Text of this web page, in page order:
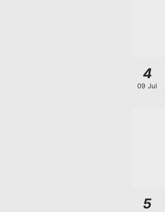
4
09 Jul
5